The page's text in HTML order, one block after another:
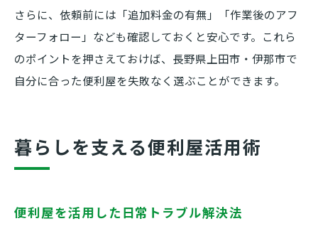
さらに、依頼前には「追加料金の有無」「作業後のアフ
ターフォロー」なども確認しておくと安心です。これら
のポイントを押さえておけば、長野県上田市・伊那市で
自分に合った便利屋を失敗なく選ぶことができます。
暮らしを支える便利屋活用術
便利屋を活用した日常トラブル解決法